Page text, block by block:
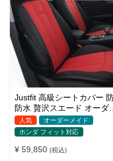
Justfit 高級シートカバー 防汚
防水 贅沢スエード オーダー
メイド オシャレ 全席セット
人気
オーダーメイド
ホンダ フィット対応
¥ 59,850 (税込)